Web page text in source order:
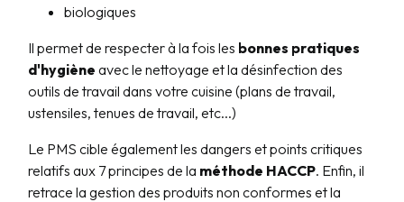
biologiques
Il permet de respecter à la fois les bonnes pratiques
d'hygiène avec le nettoyage et la désinfection des
outils de travail dans votre cuisine (plans de travail,
ustensiles, tenues de travail, etc...)
Le PMS cible également les dangers et points critiques
relatifs aux 7 principes de la méthode HACCP. Enfin, il
retrace la gestion des produits non conformes et la